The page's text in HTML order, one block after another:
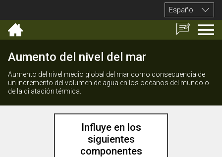
Español
Aumento del nivel del mar
Aumento del nivel medio global del mar como consecuencia de
un incremento del volumen de agua en los océanos del mundo o
de la dilatación térmica.
Influye en los
siguientes
componentes